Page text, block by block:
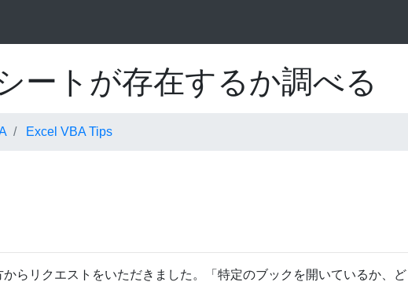
ートが存在するか調べる
Excel VBA Tips
らリクエストをいただきました。「特定のブックを開いているか、